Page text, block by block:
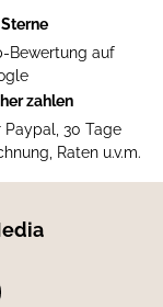
Bewertung auf
zahlen
Paypal, 30 Tage
Raten u.v.m.